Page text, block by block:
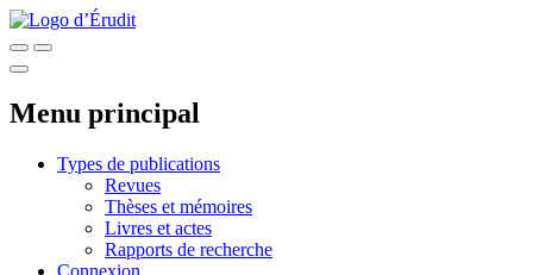
Menu principal
Types de publications
Revues
Thèses et mémoires
Livres et actes
Rapports de recherche
Connexion